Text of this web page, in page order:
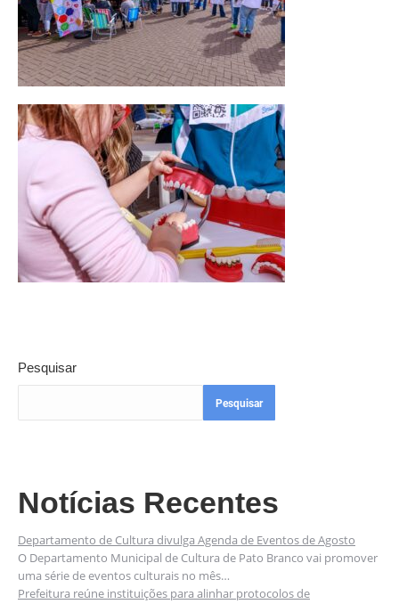
Pesquisar
Pesquisar
Notícias Recentes
Departamento de Cultura divulga Agenda de Eventos de Agosto
O Departamento Municipal de Cultura de Pato Branco vai promover
uma série de eventos culturais no mês…
Prefeitura reúne instituições para alinhar protocolos de